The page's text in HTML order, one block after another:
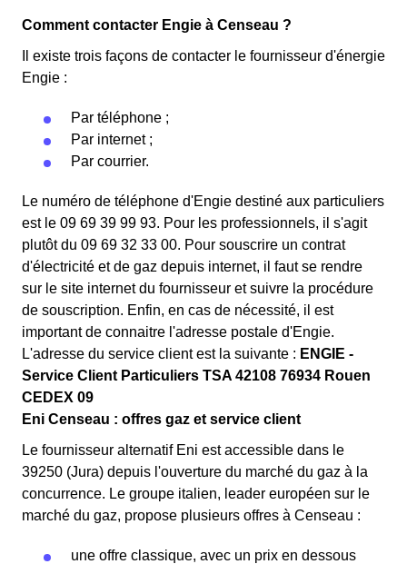
Comment contacter Engie à Censeau ?
Il existe trois façons de contacter le fournisseur d'énergie
Engie :
Par téléphone ;
Par internet ;
Par courrier.
Le numéro de téléphone d'Engie destiné aux particuliers
est le 09 69 39 99 93. Pour les professionnels, il s'agit
plutôt du 09 69 32 33 00. Pour souscrire un contrat
d'électricité et de gaz depuis internet, il faut se rendre
sur le site internet du fournisseur et suivre la procédure
de souscription. Enfin, en cas de nécessité, il est
important de connaitre l'adresse postale d'Engie.
L'adresse du service client est la suivante : ENGIE -
Service Client Particuliers TSA 42108 76934 Rouen
CEDEX 09
Eni Censeau : offres gaz et service client
Le fournisseur alternatif Eni est accessible dans le
39250 (Jura) depuis l'ouverture du marché du gaz à la
concurrence. Le groupe italien, leader européen sur le
marché du gaz, propose plusieurs offres à Censeau :
une offre classique, avec un prix en dessous